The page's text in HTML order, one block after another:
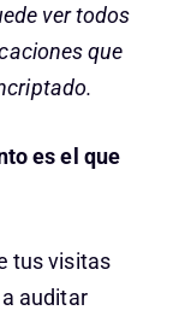
ver todos
que
es el que
tus visitas
auditar